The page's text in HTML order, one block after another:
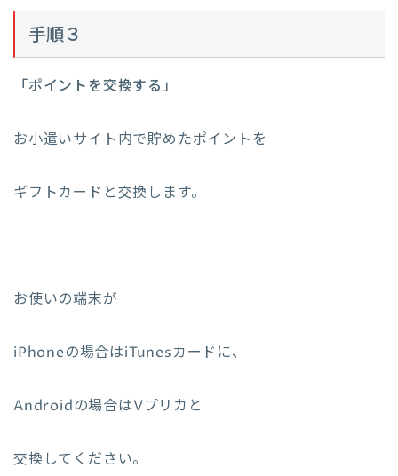
手順３
「ポイントを交換する」
お小遣いサイト内で貯めたポイントを
ギフトカードと交換します。
お使いの端末が
iPhoneの場合はiTunesカードに、
Androidの場合はVプリカと
交換してください。